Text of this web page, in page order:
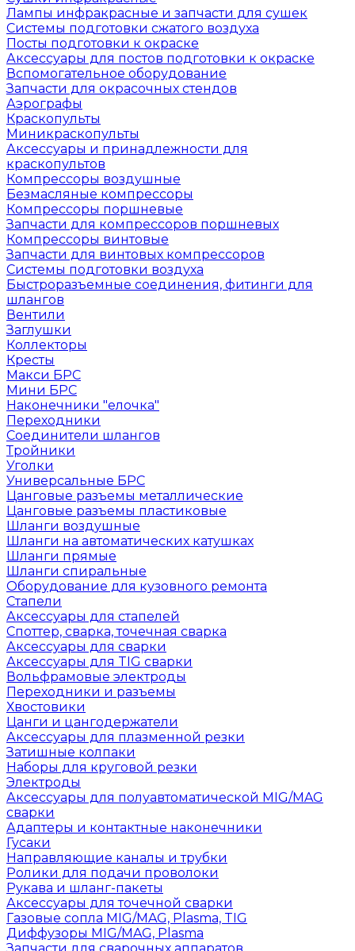
Лампы инфракрасные и запчасти для сушек
Системы подготовки сжатого воздуха
Посты подготовки к окраске
Аксессуары для постов подготовки к окраске
Вспомогательное оборудование
Запчасти для окрасочных стендов
Аэрографы
Краскопульты
Миникраскопульты
Аксессуары и принадлежности для
краскопультов
Компрессоры воздушные
Безмасляные компрессоры
Компрессоры поршневые
Запчасти для компрессоров поршневых
Компрессоры винтовые
Запчасти для винтовых компрессоров
Системы подготовки воздуха
Быстроразъемные соединения, фитинги для
шлангов
Вентили
Заглушки
Коллекторы
Кресты
Макси БРС
Мини БРС
Наконечники "елочка"
Переходники
Соединители шлангов
Тройники
Уголки
Универсальные БРС
Цанговые разъемы металлические
Цанговые разъемы пластиковые
Шланги воздушные
Шланги на автоматических катушках
Шланги прямые
Шланги спиральные
Оборудование для кузовного ремонта
Стапели
Аксессуары для стапелей
Споттер, сварка, точечная сварка
Аксессуары для сварки
Аксессуары для TIG сварки
Вольфрамовые электроды
Переходники и разъемы
Хвостовики
Цанги и цангодержатели
Аксессуары для плазменной резки
Затишные колпаки
Наборы для круговой резки
Электроды
Аксессуары для полуавтоматической MIG/MAG
сварки
Адаптеры и контактные наконечники
Гусаки
Направляющие каналы и трубки
Ролики для подачи проволоки
Рукава и шланг-пакеты
Аксессуары для точечной сварки
Газовые сопла MIG/MAG, Plasma, TIG
Диффузоры MIG/MAG, Plasma